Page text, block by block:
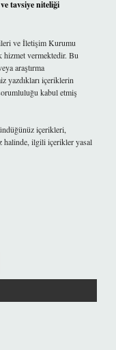
tavsiye niteliği
ve İletişim Kurumu
hizmet vermektedir. Bu
araştırma
yazdıkları içeriklerin
kabul etmiş
içerikleri,
halinde, ilgili içerikler yasal